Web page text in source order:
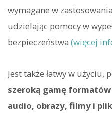
wymagane w
udzielając pomocy w
bezpieczeństwa (więcej
Jest także łatwy w użyciu,
szeroką gamę
audio, obrazy, filmy i